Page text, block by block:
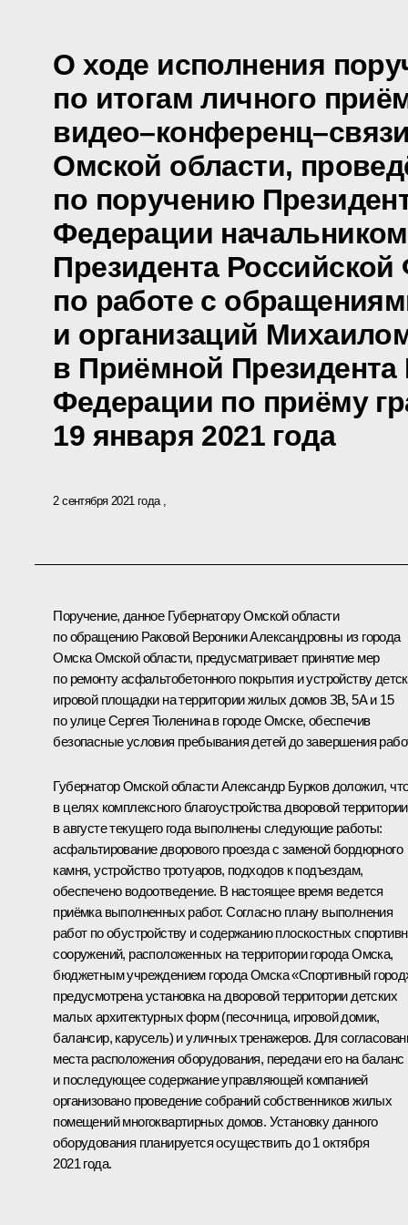
О ходе исполнения
по итогам личного
Омской области,
по поручению
Федерации
Президента
по работе с
и организаций
в Приёмной Президента
Федерации по приёму
19 января 2021 года
2 сентября 2021 года
Поручение, данное Губернатору Омской области
по обращению Раковой Вероники Александровны из города
Омска Омской области, предусматривает принятие мер
по ремонту асфальтобетонного покрытия и устройству
игровой площадки на территории жилых домов ЗВ, 5А и 15
по улице Сергея Тюленина в городе Омске, обеспечив
безопасные условия пребывания детей до завершения
Губернатор Омской области Александр Бурков доложил,
в целях комплексного благоустройства дворовой территории
в августе текущего года выполнены следующие работы:
асфальтирование дворового проезда с заменой бордюрного
камня, устройство тротуаров, подходов к подъездам,
обеспечено водоотведение. В настоящее время ведется
приёмка выполненных работ. Согласно плану выполнения
работ по обустройству и содержанию плоскостных
сооружений, расположенных на территории города Омска,
бюджетным учреждением города Омска «Спортивный
предусмотрена установка на дворовой территории детских
малых архитектурных форм (песочница, игровой домик,
балансир, карусель) и уличных тренажеров. Для
места расположения оборудования, передачи его на баланс
и последующее содержание управляющей компанией
организовано проведение собраний собственников жилых
помещений многоквартирных домов. Установку данного
оборудования планируется осуществить до 1 октября
2021 года.